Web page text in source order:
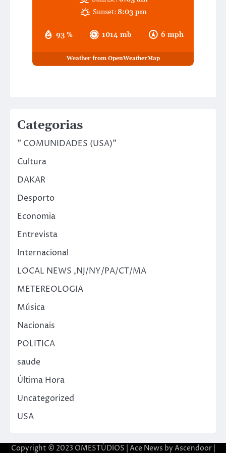
93 % 1014 mb 6 mph
Sunset:8:03 pm
Weather from OpenWeatherMap
Categorias
" COMUNIDADES (USA)"
Cultura
DAKAR
Desporto
Economia
Entrevista
Internacional
LOCAL NEWS ,NJ/NY/PA/CT/MA
METEREOLOGIA
Música
Nacionais
POLITICA
saude
Última Hora
Uncategorized
USA
Copyright © 2023 OMESTÚDIOS | Ace News by Ascendoor|